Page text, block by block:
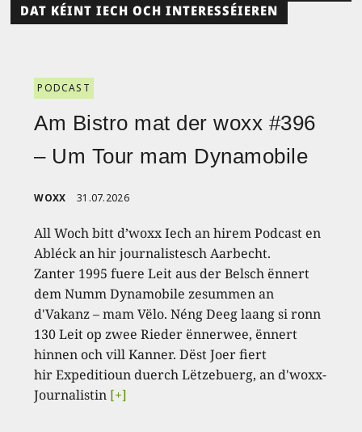
DAT KÉINT IECH OCH INTERESSÉIEREN
PODCAST
Am Bistro mat der woxx #396
– Um Tour mam Dynamobile
WOXX 31.07.2026
All Woch bitt d’woxx Iech an hirem Podcast en
Abléck an hir journalistesch Aarbecht.
Zanter 1995 fuere Leit aus der Belsch ënnert
dem Numm Dynamobile zesummen an
d'Vakanz – mam Vëlo. Néng Deeg laang si ronn
130 Leit op zwee Rieder ënnerwee, ënnert
hinnen och vill Kanner. Dëst Joer fiert
hir Expeditioun duerch Lëtzebuerg, an d'woxx-
Journalistin [+]